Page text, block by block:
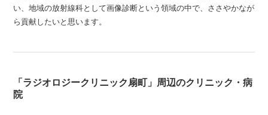
い、地域の放射線科として画像診断という領域の中で、ささやかなが
ら貢献したいと思います。
「ラジオロジークリニック扇町」周辺のクリニック・病
院